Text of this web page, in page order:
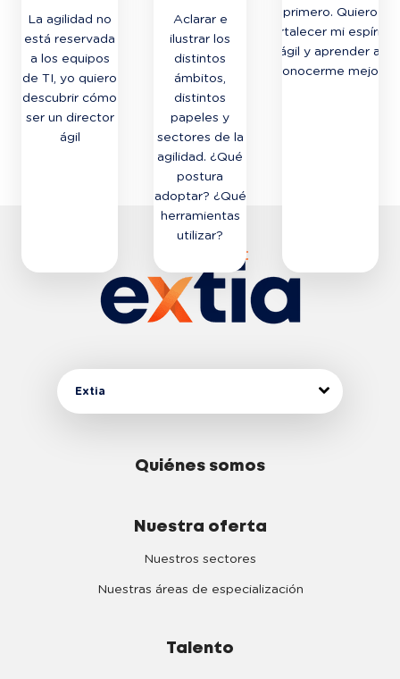
La agilidad no
está reservada
a los equipos
de TI, yo quiero
descubrir cómo
ser un director
ágil
DESCUBRA EL
Aclarar e
ilustrar los
distintos
ámbitos,
distintos
papeles y
sectores de la
agilidad. ¿Qué
postura
adoptar? ¿Qué
herramientas
utilizar?
primero. Quiero
fortalecer mi espíritu
ágil y aprender a
conocerme mejor.
Extia
Quiénes somos
Nuestra oferta
Nuestros sectores
Nuestras áreas de especialización
Talento